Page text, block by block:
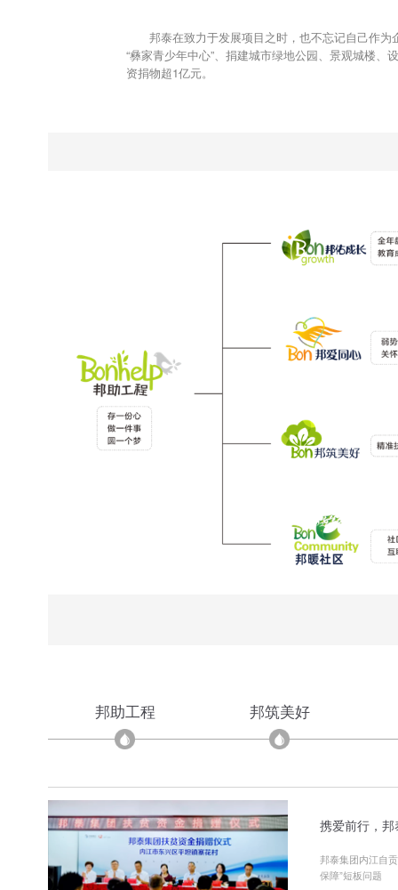
邦泰在致力于发展项目之时，也不忘记自己作为
“彝家青少年中心”、捐建城市绿地公园、景观城楼
资捐物超1亿元。
邦助工程 邦筑美好
携爱前行，邦
邦泰集团内江自
保障”短板问题